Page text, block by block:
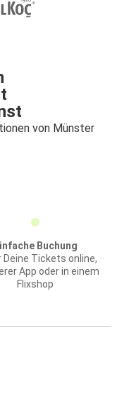
von Münster
Buchung
Deine Tickets online,
App oder in einem
Flixshop